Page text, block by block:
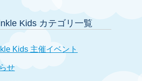
Kids カテゴリ一覧
Kids 主催イベント
せ